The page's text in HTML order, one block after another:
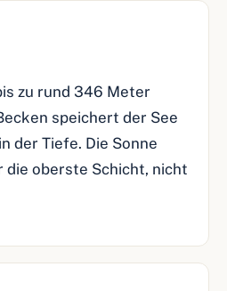
zu rund 346 Meter
speichert der See
der Tiefe. Die Sonne
die oberste Schicht, nicht